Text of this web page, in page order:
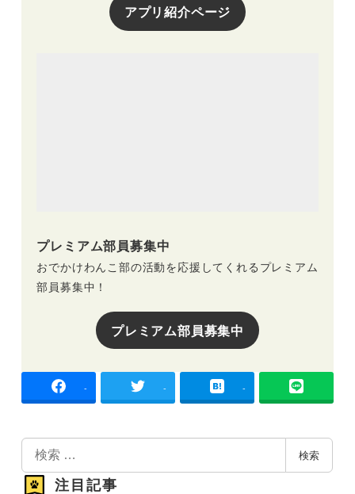
アプリ紹介ページ
プレミアム部員募集中
おでかけわんこ部の活動を応援してくれるプレミアム
部員募集中！
プレミアム部員募集中
- - -
索
検索
注目記事